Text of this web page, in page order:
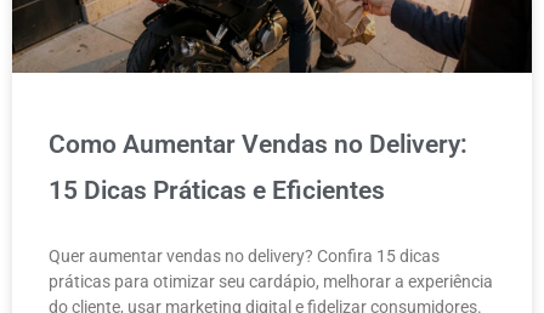
Como Aumentar Vendas no Delivery:
15 Dicas Práticas e Eficientes
Quer aumentar vendas no delivery? Confira 15 dicas
práticas para otimizar seu cardápio, melhorar a experiência
do cliente, usar marketing digital e fidelizar consumidores.